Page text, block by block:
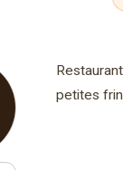
petites